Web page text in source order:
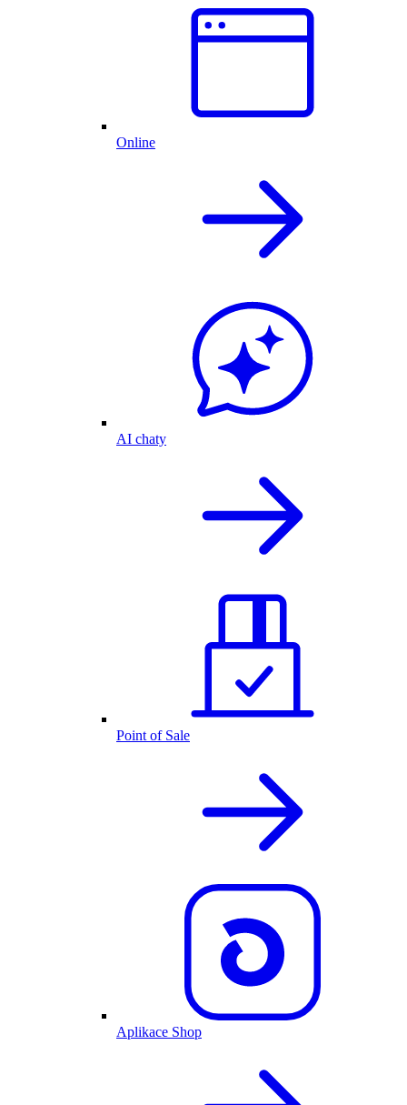
Online
AI chaty
Point of Sale
Aplikace Shop